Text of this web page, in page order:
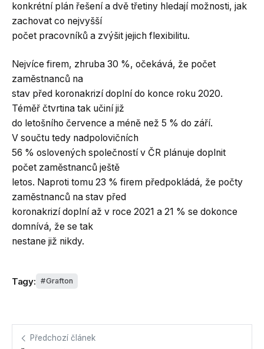
konkrétní plán řešení a dvě třetiny hledají možnosti, jak
zachovat co nejvyšší
počet pracovníků a zvýšit jejich flexibilitu.
Nejvíce firem, zhruba 30 %, očekává, že počet
zaměstnanců na
stav před koronakrizí doplní do konce roku 2020.
Téměř čtvrtina tak učiní již
do letošního července a méně než 5 % do září.
V součtu tedy nadpolovičních
56 % oslovených společností v ČR plánuje doplnit
počet zaměstnanců ještě
letos. Naproti tomu 23 % firem předpokládá, že počty
zaměstnanců na stav před
koronakrizí doplní až v roce 2021 a 21 % se dokonce
domnívá, že se tak
nestane již nikdy.
Tagy: Grafton
Předchozí článek